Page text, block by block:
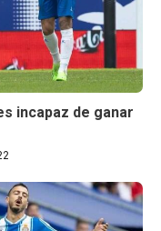
incapaz de ganar